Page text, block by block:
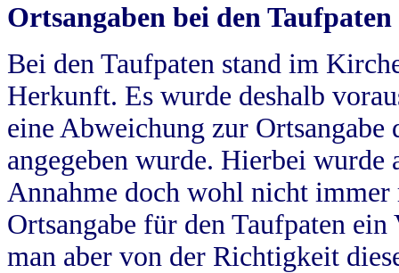
Ortsangaben bei den Taufpaten
Bei den Taufpaten stand im
Herkunft. Es wurde deshalb
eine Abweichung zur
angegeben wurde. Hierbei wurde
Annahme doch wohl nicht
Ortsangabe für den Taufpaten
man aber von der Richtigkeit